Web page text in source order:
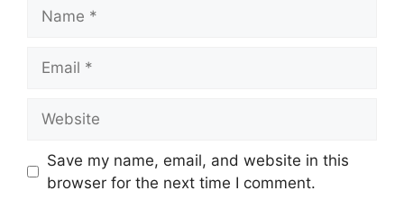
Save my name, email, and website in this
browser for the next time I comment.